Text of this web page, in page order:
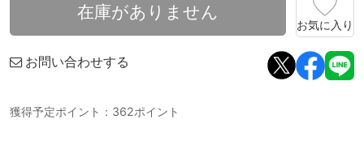
在庫がありません
お気に入り
お問い合わせする
獲得予定ポイント：362ポイント